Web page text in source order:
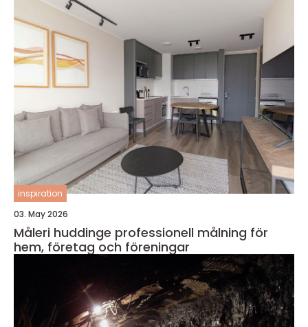
inspiration
03. May 2026
Måleri huddinge professionell målning för
hem, företag och föreningar